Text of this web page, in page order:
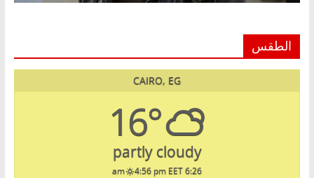
الطقس
CAIRO, EG
16°
partly cloudy
6:26 am
4:56 pm EET